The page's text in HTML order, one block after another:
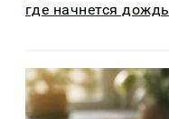
где начнется дождь